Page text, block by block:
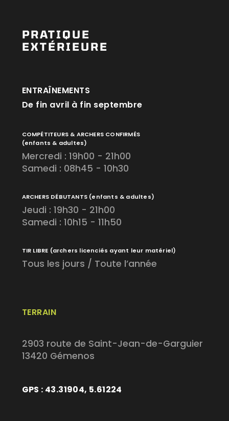
PRATIQUE
EXTÉRIEURE
TERRAIN
2903 route de Saint-Jean-de-Garguier
13420 Gémenos
GPS : 43.31904, 5.61224
ENTRAÎNEMENTS
De fin avril à fin septembre
COMPÉTITEURS & ARCHERS CONFIRMÉS
(enfants & adultes)
Mercredi : 19h00 - 21h00
Samedi : 08h45 - 10h30
ARCHERS DÉBUTANTS (enfants & adultes)
Jeudi : 19h30 - 21h00
Samedi : 10h15 - 11h50
TIR LIBRE (archers licenciés ayant leur matériel)
Tous les jours / Toute l’année